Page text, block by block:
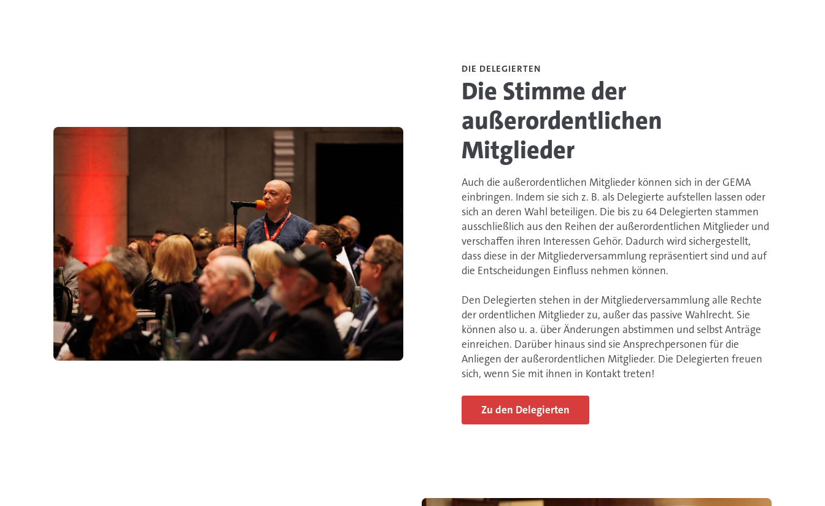
DIE DELEGIERTEN
Die Stimme der
außerordentlichen
Mitglieder
Auch die außerordentlichen Mitglieder können sich in der GEMA
einbringen. Indem sie sich z. B. als Delegierte aufstellen lassen oder
sich an deren Wahl beteiligen. Die bis zu 64 Delegierten stammen
ausschließlich aus den Reihen der außerordentlichen Mitglieder und
verschaffen ihren Interessen Gehör. Dadurch wird sichergestellt,
dass diese in der Mitgliederversammlung repräsentiert sind und auf
die Entscheidungen Einfluss nehmen können.
Den Delegierten stehen in der Mitgliederversammlung alle Rechte
der ordentlichen Mitglieder zu, außer das passive Wahlrecht. Sie
können also u. a. über Änderungen abstimmen und selbst Anträge
einreichen. Darüber hinaus sind sie Ansprechpersonen für die
Anliegen der außerordentlichen Mitglieder. Die Delegierten freuen
sich, wenn Sie mit ihnen in Kontakt treten!
Zu den Delegierten